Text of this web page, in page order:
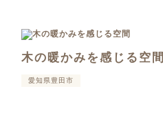
木の暖かみを感じる空間
愛知県豊田市